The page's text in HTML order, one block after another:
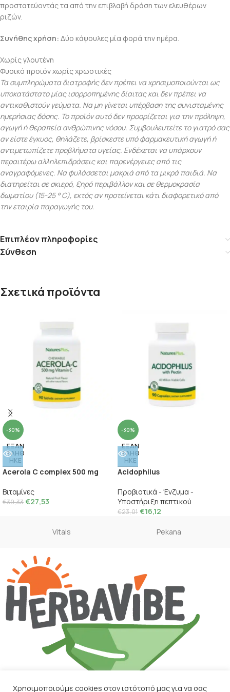
προστατεύοντάς τα από την επιβλαβή δράση των ελευθέρων
ριζών.
Συνήθης χρήση: Δύο κάψουλες μία φορά την ημέρα.
Χωρίς γλουτένη
Φυσικό προϊόν χωρίς χρωστικές
Τα συμπληρώματα διατροφής δεν πρέπει να χρησιμοποιούνται ως
υποκατάστατο μίας ισορροπημένης δίαιτας και δεν πρέπει να
αντικαθιστούν γεύματα. Να μη γίνεται υπέρβαση της συνισταμένης
ημερήσιας δόσης. Το προϊόν αυτό δεν προορίζεται για την πρόληψη,
αγωγή ή θεραπεία ανθρώπινης νόσου. Συμβουλευτείτε το γιατρό σας
αν είστε έγκυος, θηλάζετε, βρίσκεστε υπό φαρμακευτική αγωγή ή
αντιμετωπίζετε προβλήματα υγείας. Ενδέχεται να υπάρχουν
περαιτέρω αλληλεπιδράσεις και παρενέργειες από τις
αναγραφόμενες. Να φυλάσσεται μακριά από τα μικρά παιδιά. Να
διατηρείται σε σκιερό, ξηρό περιβάλλον και σε θερμοκρασία
δωματίου (15-25 ° C), εκτός αν προτείνεται κάτι διαφορετικό από
την εταιρία παραγωγής του.
Επιπλέον πληροφορίες
Σύνθεση
Σχετικά προϊόντα
-30%
ΕΞΑΝ
ΤΛΗΘ
ΗΚΕ
Acerola C complex 500 mg
Βιταμίνες
€39,33 €27,53
-30%
ΕΞΑΝ
ΤΛΗΘ
ΗΚΕ
Acidophilus
Προβιοτικά - Ένζυμα -
Υποστήριξη πεπτικού
€23,01 €16,12
Vitals Pekana
Χρησιμοποιούμε cookies στον ιστότοπό μας για να σας